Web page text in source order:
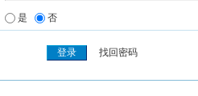
是 否
找回密码